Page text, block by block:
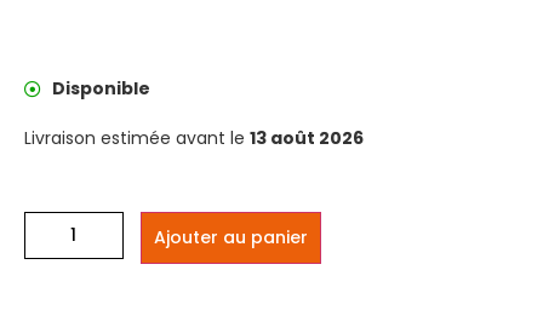
Disponible
Livraison estimée avant le 13 août 2026
Ajouter au panier